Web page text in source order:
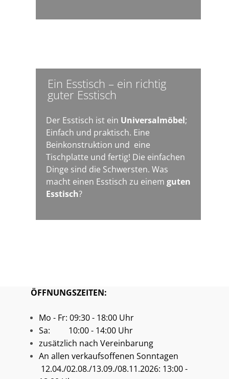
Ein Esstisch – ein richtig
guter Esstisch
ÖFFNUNGSZEITEN: